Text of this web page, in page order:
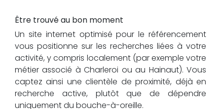
Être trouvé au bon moment
Un site internet optimisé pour le référencement
vous positionne sur les recherches liées à votre
activité, y compris localement (par exemple votre
métier associé à Charleroi ou au Hainaut). Vous
captez ainsi une clientèle de proximité, déjà en
recherche active, plutôt que de dépendre
uniquement du bouche-à-oreille.